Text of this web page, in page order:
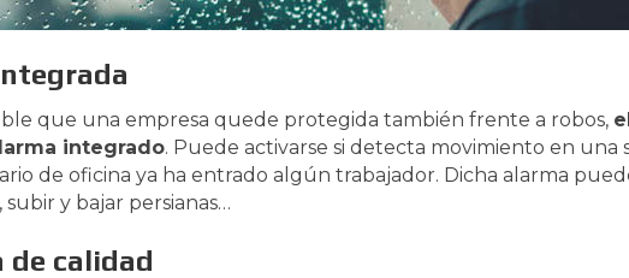
que una empresa quede protegida también frente a robos,
integrado. Puede activarse si detecta movimiento en una
de oficina ya ha entrado algún trabajador. Dicha alarma
y bajar persianas…
de calidad